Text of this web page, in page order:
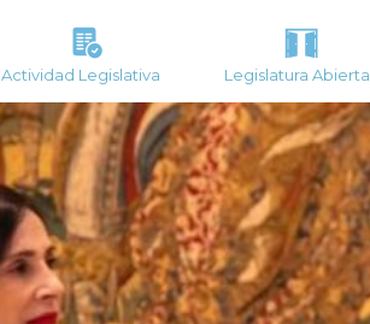
Actividad Legislativa Legislatura Abierta